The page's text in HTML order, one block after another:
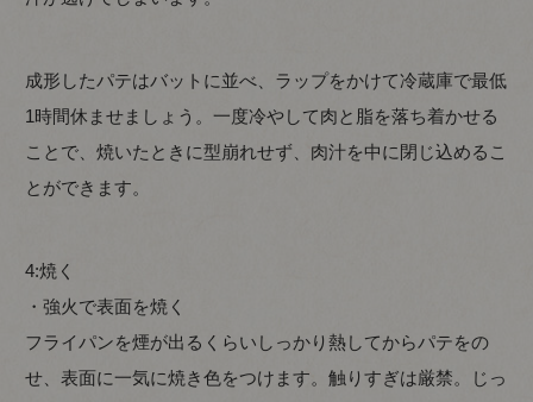
成形したパテはバットに並べ、ラップをかけて冷蔵庫で最低
1時間休ませましょう。一度冷やして肉と脂を落ち着かせる
ことで、焼いたときに型崩れせず、肉汁を中に閉じ込めるこ
とができます。
4:焼く
・強火で表面を焼く
フライパンを煙が出るくらいしっかり熱してからパテをの
せ、表面に一気に焼き色をつけます。触りすぎは厳禁。じっ